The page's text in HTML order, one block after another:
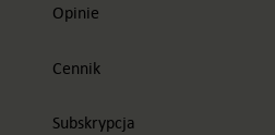
Opinie
Cennik
Subskrypcja